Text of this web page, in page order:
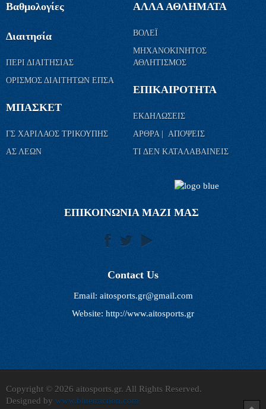
Βαθμολογίες
Διαιτησία
ΠΕΡΙ ΔΙΑΙΤΗΣΙΑΣ
ΟΡΙΣΜΟΣ ΔΙΑΙΤΗΤΩΝ ΕΠΣΑ
ΜΠΑΣΚΕΤ
ΓΣ ΧΑΡΙΛΑΟΣ ΤΡΙΚΟΥΠΗΣ
ΑΣ ΛΕΩΝ
ΑΛΛΑ ΑΘΛΗΜΑΤΑ
ΒΟΛΕΪ
ΜΗΧΑΝΟΚΙΝΗΤΟΣ
ΑΘΛΗΤΙΣΜΟΣ
ΕΠΙΚΑΙΡΟΤΗΤΑ
ΕΚΔΗΛΩΣΕΙΣ
ΑΡΘΡΑ | ΑΠΟΨΕΙΣ
ΤΙ ΔΕΝ ΚΑΤΑΛΑΒΑΙΝΕΙΣ
ΕΠΙΚΟΙΝΩΝΙΑ ΜΑΖΙ ΜΑΣ
Contact Us
Email: aitosports.gr@gmail.com
Website: http://www.aitosports.gr
Copyright © 2026 aitosports.gr. All Rights Reserved.
Designed by www.bluetraction.com